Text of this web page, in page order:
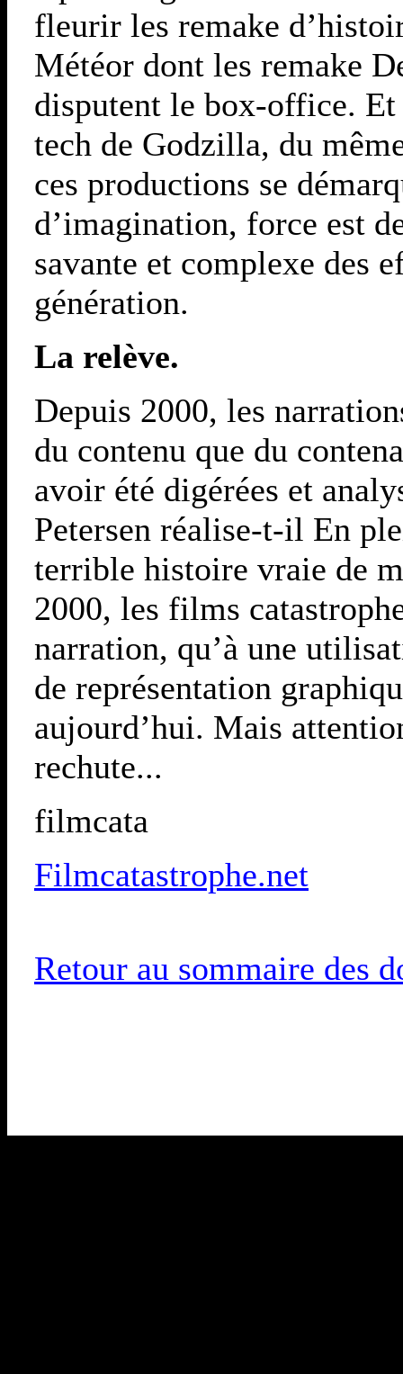
fleurir les remake
Météor dont les remake
disputent le box-office. Et
tech de Godzilla, du
ces productions se
d’imagination, force est
savante et complexe des
génération.
La relève.
Depuis 2000, les
du contenu que du
avoir été digérées et
Petersen réalise-t-il En
terrible histoire vraie de
2000, les films
narration, qu’à une
de représentation
aujourd’hui. Mais
rechute...
filmcata
Filmcatastrophe.net
Retour au sommaire des